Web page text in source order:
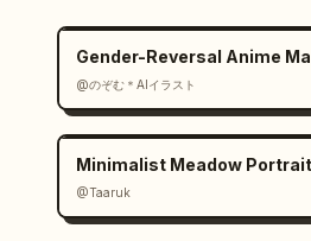
4K-Auflösung
Fotorealistische
Scharfer Fokus,
Gender-Reversal Anime
@のぞむ＊AIイラスト
Minimalist Meadow Portrait
@Taaruk